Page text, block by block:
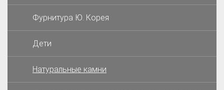
Фурнитура Ю. Корея
Дети
Натуральные камни